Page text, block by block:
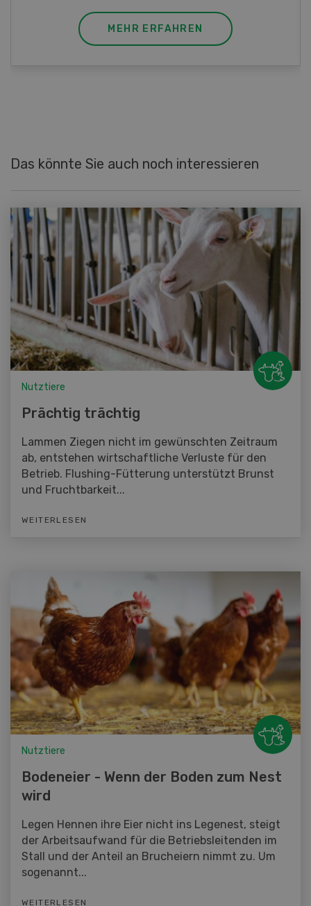
MEHR ERFAHREN
Das könnte Sie auch noch interessieren
Nutztiere
Prächtig trächtig
Lammen Ziegen nicht im gewünschten Zeitraum
ab, entstehen wirtschaftliche Verluste für den
Betrieb. Flushing-Fütterung unterstützt Brunst
und Fruchtbarkeit...
WEITERLESEN
Nutztiere
Bodeneier - Wenn der Boden zum Nest
wird
Legen Hennen ihre Eier nicht ins Legenest, steigt
der Arbeitsaufwand für die Betriebsleitenden im
Stall und der Anteil an Brucheiern nimmt zu. Um
sogenannt...
WEITERLESEN